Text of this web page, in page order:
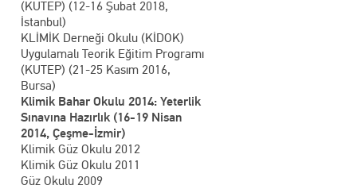
(KUTEP) (12-16 Şubat 2018,
İstanbul)
KLİMİK Derneği Okulu (KİDOK)
Uygulamalı Teorik Eğitim Programı
(KUTEP) (21-25 Kasım 2016,
Bursa)
Klimik Bahar Okulu 2014: Yeterlik
Sınavına Hazırlık (16-19 Nisan
2014, Çeşme-İzmir)
Klimik Güz Okulu 2012
Klimik Güz Okulu 2011
Güz Okulu 2009